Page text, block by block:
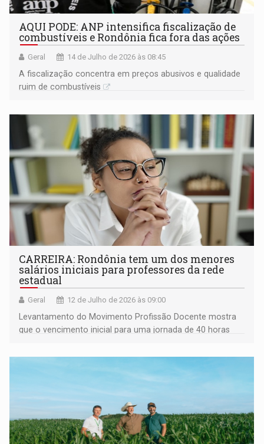
AQUI PODE: ANP intensifica fiscalização de
combustíveis e Rondônia fica fora das ações
Geral 14 de Julho de 2026 às 08:45
A fiscalização concentra em preços abusivos e qualidade
ruim de combustíveis
CARREIRA: Rondônia tem um dos menores
salários iniciais para professores da rede
estadual
Geral 12 de Julho de 2026 às 09:00
Levantamento do Movimento Profissão Docente mostra
que o vencimento inicial para uma jornada de 40 horas